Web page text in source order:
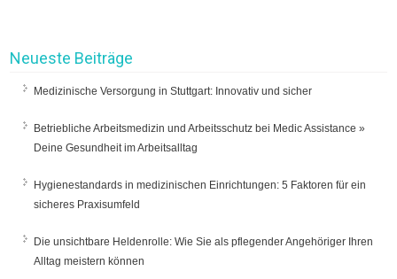
Neueste Beiträge
Medizinische Versorgung in Stuttgart: Innovativ und sicher
Betriebliche Arbeitsmedizin und Arbeitsschutz bei Medic Assistance »
Deine Gesundheit im Arbeitsalltag
Hygienestandards in medizinischen Einrichtungen: 5 Faktoren für ein
sicheres Praxisumfeld
Die unsichtbare Heldenrolle: Wie Sie als pflegender Angehöriger Ihren
Alltag meistern können